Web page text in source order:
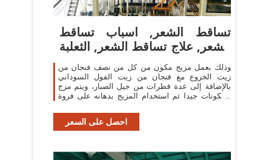
تساقط الشعر, اسباب تساقط
الشعر, علاج تساقط الشعر, الثعلبة
وذلك بعمل مزيج مكون من كل من نصف فنجان من
زيت الخروع مع فنجان من زيت الفول السوداني
بالإضافة إلى عدة قطرات من جيل الصبار، ويتم مزج
المكونات جيدا ثم استخدام المزيج بدهانه على فروة
احصل على السعر